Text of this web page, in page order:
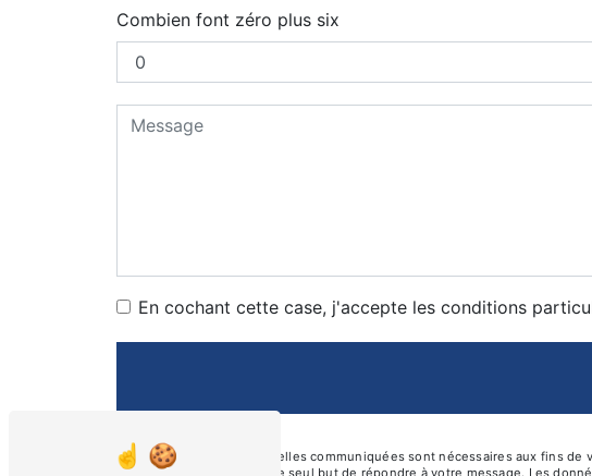
Combien font zéro plus six
En cochant cette case, j'accepte les conditions
** Les données personnelles communiquées sont nécessaires aux fins de
ses sous-traitants dans le seul but de répondre à votre message. Les